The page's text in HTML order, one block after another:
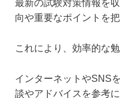
最新の試験対策情報を
向や重要なポイントを
これにより、効率的な
インターネットやSNS
談やアドバイスを参考